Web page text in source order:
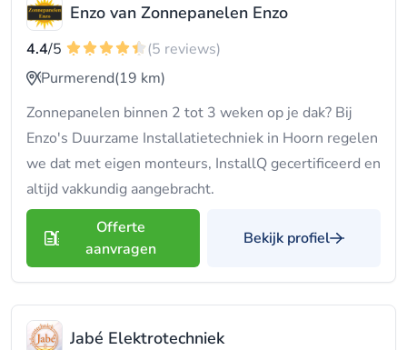
Enzo van Zonnepanelen Enzo
4.4/5
(5 reviews)
Purmerend(19 km)
Zonnepanelen binnen 2 tot 3 weken op je dak? Bij
Enzo's Duurzame Installatietechniek in Hoorn regelen
we dat met eigen monteurs, InstallQ gecertificeerd en
altijd vakkundig aangebracht.
Offerte
aanvragen
Bekijk profiel
Jabé Elektrotechniek